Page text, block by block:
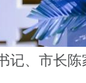
记、市长陈